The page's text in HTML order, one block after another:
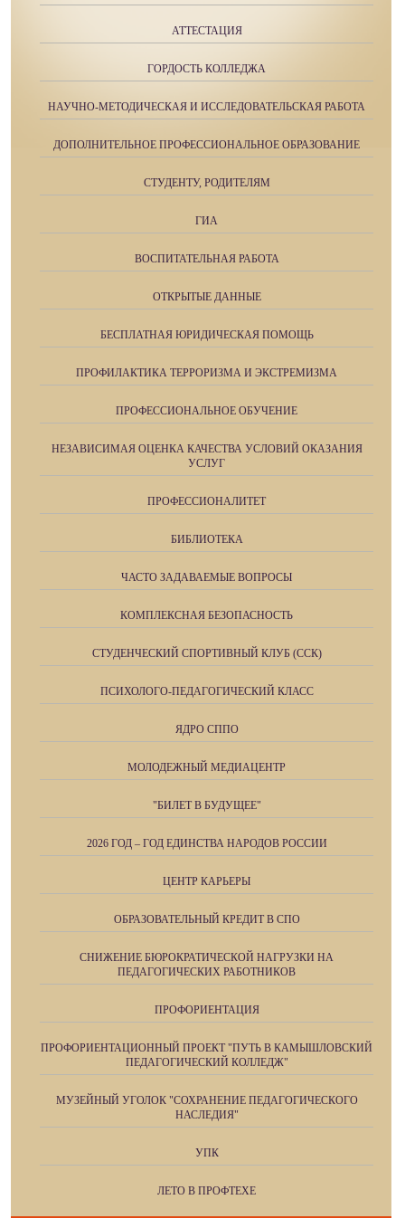
АТТЕСТАЦИЯ
ГОРДОСТЬ КОЛЛЕДЖА
НАУЧНО-МЕТОДИЧЕСКАЯ И ИССЛЕДОВАТЕЛЬСКАЯ РАБОТА
ДОПОЛНИТЕЛЬНОЕ ПРОФЕССИОНАЛЬНОЕ ОБРАЗОВАНИЕ
СТУДЕНТУ, РОДИТЕЛЯМ
ГИА
ВОСПИТАТЕЛЬНАЯ РАБОТА
ОТКРЫТЫЕ ДАННЫЕ
БЕСПЛАТНАЯ ЮРИДИЧЕСКАЯ ПОМОЩЬ
ПРОФИЛАКТИКА ТЕРРОРИЗМА И ЭКСТРЕМИЗМА
ПРОФЕССИОНАЛЬНОЕ ОБУЧЕНИЕ
НЕЗАВИСИМАЯ ОЦЕНКА КАЧЕСТВА УСЛОВИЙ ОКАЗАНИЯ
УСЛУГ
ПРОФЕССИОНАЛИТЕТ
БИБЛИОТЕКА
ЧАСТО ЗАДАВАЕМЫЕ ВОПРОСЫ
КОМПЛЕКСНАЯ БЕЗОПАСНОСТЬ
СТУДЕНЧЕСКИЙ СПОРТИВНЫЙ КЛУБ (ССК)
ПСИХОЛОГО-ПЕДАГОГИЧЕСКИЙ КЛАСС
ЯДРО СППО
МОЛОДЕЖНЫЙ МЕДИАЦЕНТР
"БИЛЕТ В БУДУЩЕЕ"
2026 ГОД – ГОД ЕДИНСТВА НАРОДОВ РОССИИ
ЦЕНТР КАРЬЕРЫ
ОБРАЗОВАТЕЛЬНЫЙ КРЕДИТ В СПО
СНИЖЕНИЕ БЮРОКРАТИЧЕСКОЙ НАГРУЗКИ НА
ПЕДАГОГИЧЕСКИХ РАБОТНИКОВ
ПРОФОРИЕНТАЦИЯ
ПРОФОРИЕНТАЦИОННЫЙ ПРОЕКТ "ПУТЬ В КАМЫШЛОВСКИЙ
ПЕДАГОГИЧЕСКИЙ КОЛЛЕДЖ"
МУЗЕЙНЫЙ УГОЛОК "СОХРАНЕНИЕ ПЕДАГОГИЧЕСКОГО
НАСЛЕДИЯ"
УПК
ЛЕТО В ПРОФТЕХЕ